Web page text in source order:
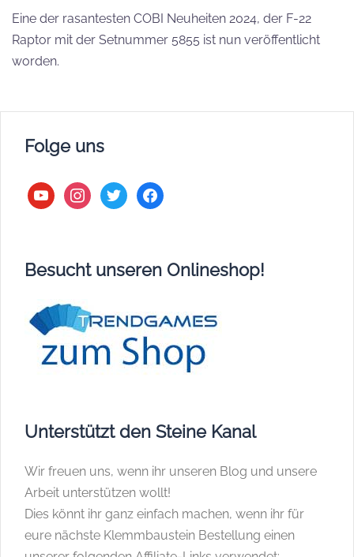
Eine der rasantesten COBI Neuheiten 2024, der F-22
Raptor mit der Setnummer 5855 ist nun veröffentlicht
worden.
Folge uns
youtubeinstagram
twitter facebook
Besucht unseren Onlineshop!
Unterstützt den Steine Kanal
Wir freuen uns, wenn ihr unseren Blog und unsere
Arbeit unterstützen wollt!
Dies könnt ihr ganz einfach machen, wenn ihr für
eure nächste Klemmbaustein Bestellung einen